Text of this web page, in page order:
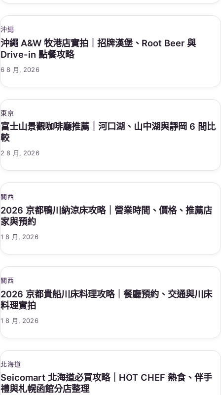
沖繩
沖繩 A&W 牧港店實拍｜招牌漢堡、Root Beer 與
Drive-in 點餐攻略
6 8 月, 2026
東京
富士山景觀咖啡廳推薦｜河口湖、山中湖與靜岡 6 間比
較
2 8 月, 2026
關西
2026 京都鴨川納涼床攻略｜營業時間、價格、推薦店
家與預約
1 8 月, 2026
關西
2026 京都貴船川床料理攻略｜餐廳預約、交通與川床
料理實拍
1 8 月, 2026
北海道
Seicomart 北海道必買攻略｜HOT CHEF 熱食、伴手
禮與札幌函館分店整理